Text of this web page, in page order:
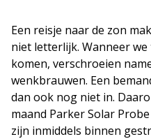
Een reisje naar de zon
niet letterlijk. Wanneer
komen, verschroeien
wenkbrauwen. Een
dan ook nog niet in.
maand Parker Solar
zijn inmiddels binnen